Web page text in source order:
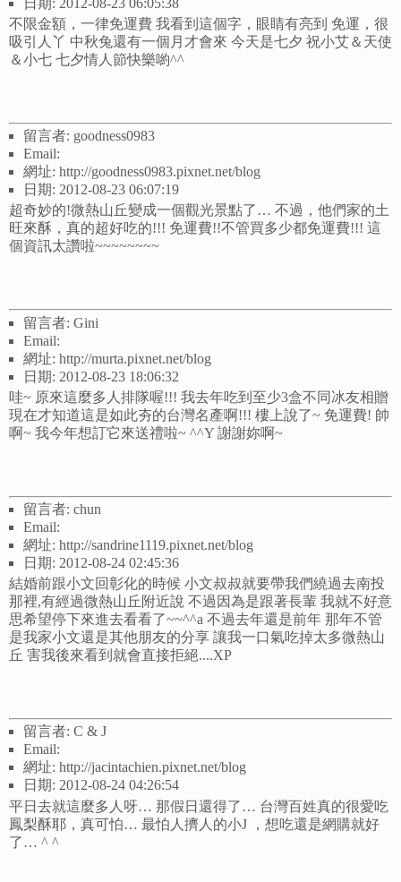
日期: 2012-08-23 06:05:38
不限金額，一律免運費 我看到這個字，眼睛有亮到 免運，很
吸引人丫 中秋兔還有一個月才會來 今天是七夕 祝小艾＆天使
＆小七 七夕情人節快樂喲^^
留言者: goodness0983
Email:
網址: http://goodness0983.pixnet.net/blog
日期: 2012-08-23 06:07:19
超奇妙的!微熱山丘變成一個觀光景點了… 不過，他們家的土
旺來酥，真的超好吃的!!! 免運費!!不管買多少都免運費!!! 這
個資訊太讚啦~~~~~~~~
留言者: Gini
Email:
網址: http://murta.pixnet.net/blog
日期: 2012-08-23 18:06:32
哇~ 原來這麼多人排隊喔!!! 我去年吃到至少3盒不同冰友相贈
現在才知道這是如此夯的台灣名產啊!!! 樓上說了~ 免運費! 帥
啊~ 我今年想訂它來送禮啦~ ^^Y 謝謝妳啊~
留言者: chun
Email:
網址: http://sandrine1119.pixnet.net/blog
日期: 2012-08-24 02:45:36
結婚前跟小文回彰化的時候 小文叔叔就要帶我們繞過去南投
那裡,有經過微熱山丘附近說 不過因為是跟著長輩 我就不好意
思希望停下來進去看看了~~^^a 不過去年還是前年 那年不管
是我家小文還是其他朋友的分享 讓我一口氣吃掉太多微熱山
丘 害我後來看到就會直接拒絕....XP
留言者: C & J
Email:
網址: http://jacintachien.pixnet.net/blog
日期: 2012-08-24 04:26:54
平日去就這麼多人呀… 那假日還得了… 台灣百姓真的很愛吃
鳳梨酥耶，真可怕… 最怕人擠人的小J ，想吃還是網購就好
了… ^ ^